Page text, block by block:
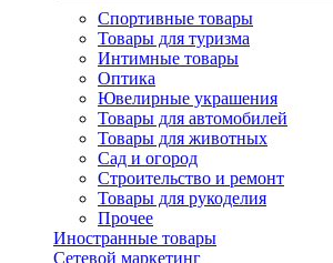
Спортивные товары
Товары для туризма
Интимные товары
Оптика
Ювелирные украшения
Товары для автомобилей
Товары для животных
Сад и огород
Строительство и ремонт
Товары для рукоделия
Прочее
Иностранные товары
Сетевой маркетинг